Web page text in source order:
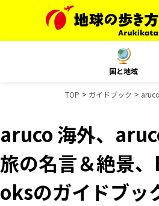
国と地域
TOP ガイドブック
aruco 海外、
旅の名言＆絶景
oksのガイドブッ